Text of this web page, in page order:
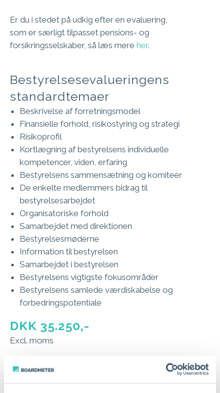
Er du i stedet på udkig efter en evaluering,
som er særligt tilpasset pensions- og
forsikringsselskaber, så læs mere her.
Bestyrelsesevalueringens
standardtemaer
Beskrivelse af forretningsmodel
Finansielle forhold, risikostyring og strategi
Risikoprofil
Kortlægning af bestyrelsens individuelle
kompetencer, viden, erfaring
Bestyrelsens sammensætning og komiteer​
De enkelte medlemmers bidrag til
bestyrelsesarbejdet
Organisatoriske forhold
Samarbejdet med direktionen
Bestyrelsesmøderne
Information til bestyrelsen
Samarbejdet i bestyrelsen
Bestyrelsens vigtigste fokusområder
Bestyrelsens samlede værdiskabelse og
forbedringspotentiale
DKK 35.250,-
Excl. moms
KONTAKT OS